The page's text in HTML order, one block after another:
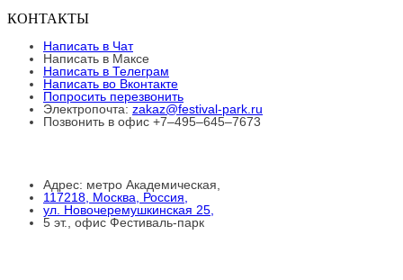
КОНТАКТЫ
Написать в Чат
Написать в Максе
Написать в Телеграм
Написать во Вконтакте
Попросить перезвонить
Электропочта: zakaz@festival-park.ru
Позвонить в офис +7–495–645–7673
Адрес: метро Академическая,
117218, Москва, Россия,
ул. Новочеремушкинская 25,
5 эт., офис Фестиваль-парк